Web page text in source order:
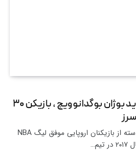
یوتا جاز مشتری جدید بوژان بوگدانوویچ ، بازیکن ۳۰
بوژان بوگدانوویچ از آن دسته از بازیکنان اروپایی موفق لیگ NBA